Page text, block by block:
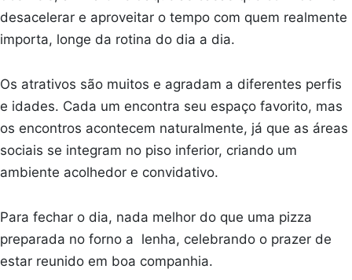
desacelerar e aproveitar o tempo com quem realmente
importa, longe da rotina do dia a dia.
Os atrativos são muitos e agradam a diferentes perfis
e idades. Cada um encontra seu espaço favorito, mas
os encontros acontecem naturalmente, já que as áreas
sociais se integram no piso inferior, criando um
ambiente acolhedor e convidativo.
Para fechar o dia, nada melhor do que uma pizza
preparada no forno a lenha, celebrando o prazer de
estar reunido em boa companhia.